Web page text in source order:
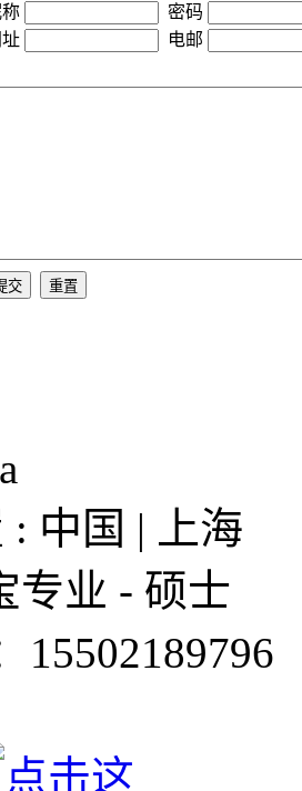
称
密码
址
电邮
: 中国 | 上海
专业 - 硕士
15502189796